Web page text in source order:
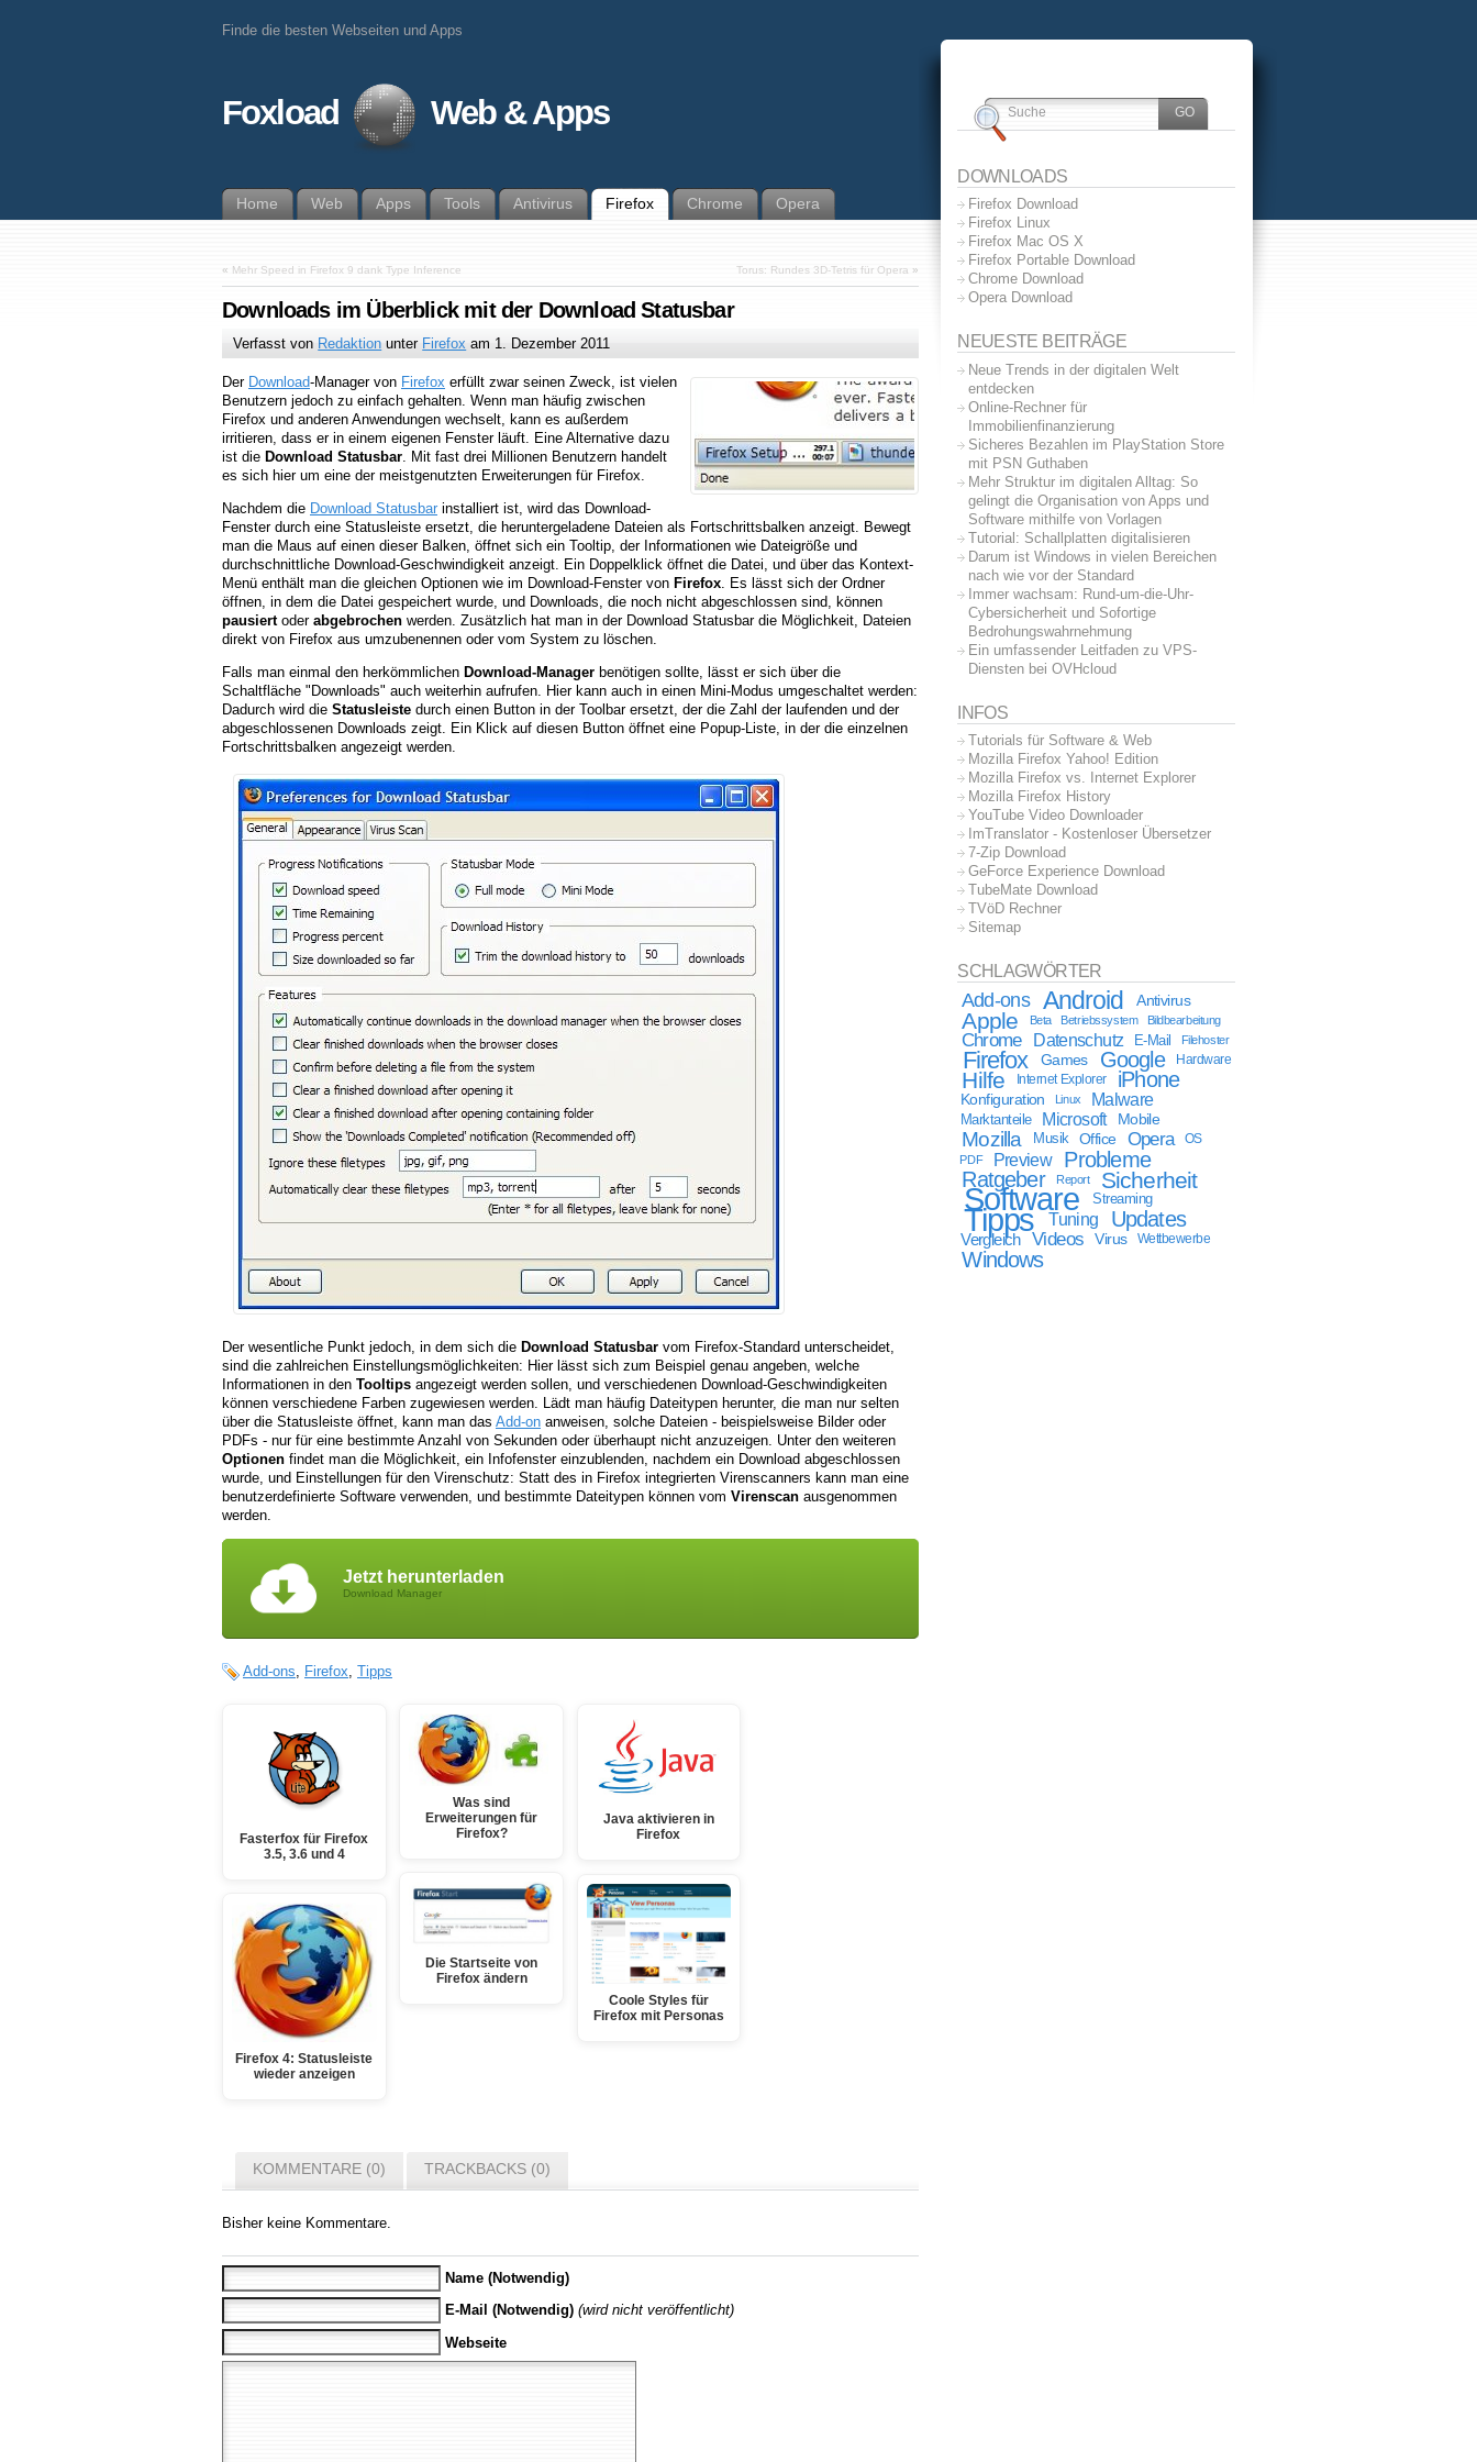
Finde die besten Webseiten und Apps
Foxload Web & Apps
Home Web Apps Tools Antivirus Firefox Chrome Opera
« Mehr Speed in Firefox 9 dank Type Inference Torus: Rundes 3D-Tetris für Opera »
Downloads im Überblick mit der Download Statusbar
Verfasst von Redaktion unter Firefox am 1. Dezember 2011
Der Download-Manager von Firefox erfüllt zwar seinen Zweck, ist vielen
Benutzern jedoch zu einfach gehalten. Wenn man häufig zwischen
Firefox und anderen Anwendungen wechselt, kann es außerdem
irritieren, dass er in einem eigenen Fenster läuft. Eine Alternative dazu
ist die Download Statusbar. Mit fast drei Millionen Benutzern handelt
es sich hier um eine der meistgenutzten Erweiterungen für Firefox.
Nachdem die Download Statusbar installiert ist, wird das Download-
Fenster durch eine Statusleiste ersetzt, die heruntergeladene Dateien als Fortschrittsbalken anzeigt. Bewegt
man die Maus auf einen dieser Balken, öffnet sich ein Tooltip, der Informationen wie Dateigröße und
durchschnittliche Download-Geschwindigkeit anzeigt. Ein Doppelklick öffnet die Datei, und über das Kontext-
Menü enthält man die gleichen Optionen wie im Download-Fenster von Firefox . Es lässt sich der Ordner
öffnen, in dem die Datei gespeichert wurde, und Downloads, die noch nicht abgeschlossen sind, können
pausiertoder abgebrochen werden. Zusätzlich hat man in der Download Statusbar die Möglichkeit, Dateien
direkt von Firefox aus umzubenennen oder vom System zu löschen.
Falls man einmal den herkömmlichen Download-Manager benötigen sollte, lässt er sich über die
Schaltfläche "Downloads" auch weiterhin aufrufen. Hier kann auch in einen Mini-Modus umgeschaltet werden:
Dadurch wird die Statusleiste durch einen Button in der Toolbar ersetzt, der die Zahl der laufenden und der
abgeschlossenen Downloads zeigt. Ein Klick auf diesen Button öffnet eine Popup-Liste, in der die einzelnen
Fortschrittsbalken angezeigt werden.
Der wesentliche Punkt jedoch, in dem sich die Download Statusbar vom Firefox-Standard unterscheidet,
sind die zahlreichen Einstellungsmöglichkeiten: Hier lässt sich zum Beispiel genau angeben, welche
Informationen in den Tooltips angezeigt werden sollen, und verschiedenen Download-Geschwindigkeiten
können verschiedene Farben zugewiesen werden. Lädt man häufig Dateitypen herunter, die man nur selten
über die Statusleiste öffnet, kann man das Add-on anweisen, solche Dateien - beispielsweise Bilder oder
PDFs - nur für eine bestimmte Anzahl von Sekunden oder überhaupt nicht anzuzeigen. Unter den weiteren
Optionen findet man die Möglichkeit, ein Infofenster einzublenden, nachdem ein Download abgeschlossen
wurde, und Einstellungen für den Virenschutz: Statt des in Firefox integrierten Virenscanners kann man eine
benutzerdefinierte Software verwenden, und bestimmte Dateitypen können vom Virenscan ausgenommen
werden.
Jetzt herunterladen
Download Manager
Add-ons, Firefox, Tipps
Fasterfox für Firefox
3.5, 3.6 und 4
Firefox 4: Statusleiste
wieder anzeigen
Was sind
Erweiterungen für
Firefox?
Die Startseite von
Firefox ändern
Java aktivieren in
Firefox
Coole Styles für
Firefox mit Personas
KOMMENTARE (0) TRACKBACKS (0)
Bisher keine Kommentare.
Name (Notwendig)
E-Mail (Notwendig) (wird nicht veröffentlicht)
Webseite
DOWNLOADS
Firefox Download
Firefox Linux
Firefox Mac OS X
Firefox Portable Download
Chrome Download
Opera Download
NEUESTE BEITRÄGE
Neue Trends in der digitalen Welt
entdecken
Online-Rechner für
Immobilienfinanzierung
Sicheres Bezahlen im PlayStation Store
mit PSN Guthaben
Mehr Struktur im digitalen Alltag: So
gelingt die Organisation von Apps und
Software mithilfe von Vorlagen
Tutorial: Schallplatten digitalisieren
Darum ist Windows in vielen Bereichen
nach wie vor der Standard
Immer wachsam: Rund-um-die-Uhr-
Cybersicherheit und Sofortige
Bedrohungswahrnehmung
Ein umfassender Leitfaden zu VPS-
Diensten bei OVHcloud
INFOS
Tutorials für Software & Web
Mozilla Firefox Yahoo! Edition
Mozilla Firefox vs. Internet Explorer
Mozilla Firefox History
YouTube Video Downloader
ImTranslator - Kostenloser Übersetzer
7-Zip Download
GeForce Experience Download
TubeMate Download
TVöD Rechner
Sitemap
SCHLAGWÖRTER
Add-ons Android Antivirus
Apple Beta Betriebssystem Bildbearbeitung
Chrome Datenschutz E-Mail Filehoster
Firefox Games Google Hardware
Hilfe Internet Explorer iPhone
Konfiguration Linux Malware
Marktanteile Microsoft Mobile
Mozilla Musik Office Opera
OS
PDF
Preview
Probleme
Ratgeber
Report Sicherheit
Software Streaming
Tipps Tuning Updates
Vergleich Videos Virus Wettbewerbe
Windows